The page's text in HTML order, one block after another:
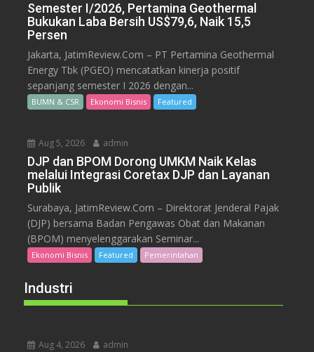
Semester I/2026, Pertamina Geothermal
Bukukan Laba Bersih US$79,6, Naik 15,5
Persen
Jakarta, JatimReview.Com – PT Pertamina Geothermal
Energy Tbk (PGEO) mencatatkan kinerja positif
sepanjang semester I 2026 dengan...
BUMN & CSR Ekonomi Bisnis Featured
Aug 5, 2026 admin
DJP dan BPOM Dorong UMKM Naik Kelas
melalui Integrasi Coretax DJP dan Layanan
Publik
Surabaya, JatimReview.Com – Direktorat Jenderal Pajak
(DJP) bersama Badan Pengawas Obat dan Makanan
(BPOM) menyelenggarakan Seminar...
Ekonomi Bisnis Featured Pemerintahan
Industri
Aug 4, 2026 admin